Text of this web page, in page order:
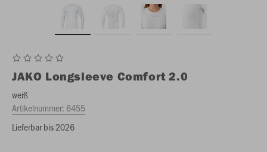
JAKO Longsleeve Comfort 2.0
weiß
Artikelnummer: 6455
Lieferbar bis 2026